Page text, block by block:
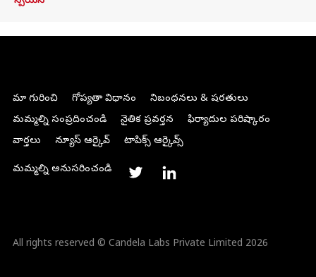
మా గురించి గోప్యతా విధానం
నిబంధనలు & షరతులు
మమ్మల్ని సంప్రదించండి
నైతిక ప్రవర్తన
ఫిర్యాదుల పరిష్కారం
వార్తలు
న్యూస్ ఆర్కైవ్ టాపిక్స్ ఆర్కైవ్స్
మమ్మల్ని అనుసరించండి
All rights reserved © Candela Labs Private Limited 2026